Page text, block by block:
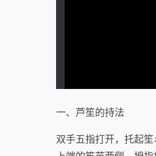
一、芦笙的持法
双手五指打开，托起